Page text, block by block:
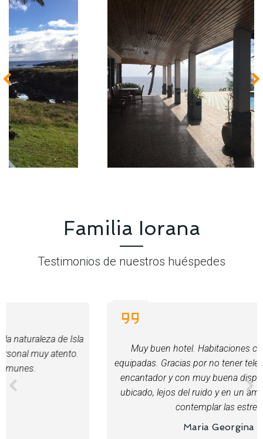
Familia Iorana​
Testimonios de nuestros huéspedes​
Muy buen hotel. Habitaciones cómodas y bien
equipadas. Gracias por no tener televisión!! El personal
encantador y con muy buena disposición. Muy bien
ubicado, lejos del ruido y en un amplio espacio para
contemplar las estrellas.